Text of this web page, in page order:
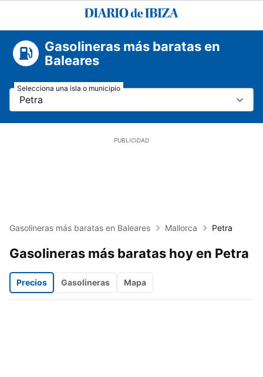
Diario
Gasolineras más baratas en
Baleares
Petra
Selecciona una isla o municipio
Gasolineras más baratas en Baleares Mallorca Petra
Gasolineras más baratas hoy en Petra
Precios Gasolineras Mapa